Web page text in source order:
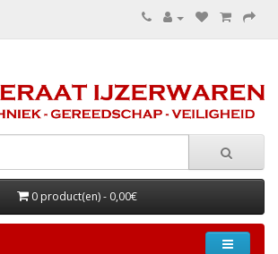
0 product(en) - 0,00€